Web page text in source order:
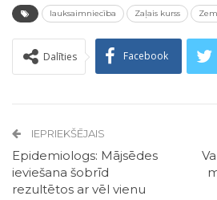
lauksaimniecība Zaļais kurss
Dalīties Facebook
IEPRIEKŠĒJAIS
Epidemiologs: Mājsēdes
ieviešana šobrīd
rezultētos ar vēl vienu